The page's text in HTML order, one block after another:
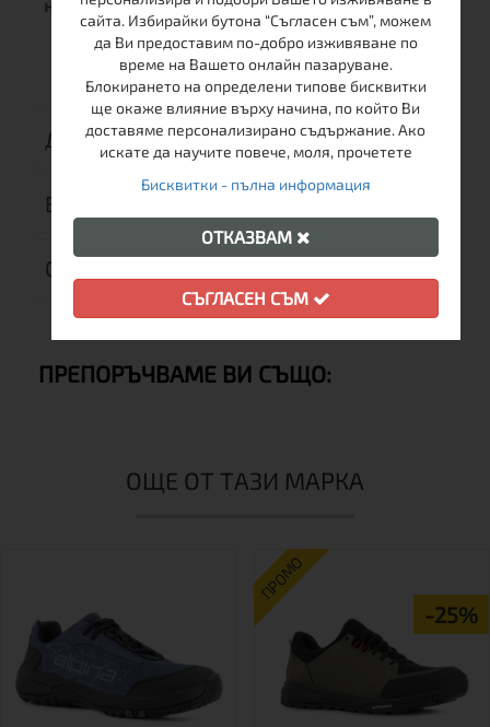
ниски храсти."
ДОСТАВКА
ВРЪЩАНЕ
ОТЗИВИ (0)
ПРЕПОРЪЧВАМЕ ВИ СЪЩО:
ОЩЕ ОТ ТАЗИ МАРКА
ПРОМО
-25%
сайта. Избирайки бутона “Съгласен съм”, можем
да Ви предоставим по-добро изживяване по
време на Вашето онлайн пазаруване.
Блокирането на определени типове бисквитки
ще окаже влияние върху начина, по който Ви
доставяме персонализирано съдържание. Ако
искате да научите повече, моля, прочетете
Бисквитки - пълна информация
ОТКАЗВАМ
СЪГЛАСЕН СЪМ